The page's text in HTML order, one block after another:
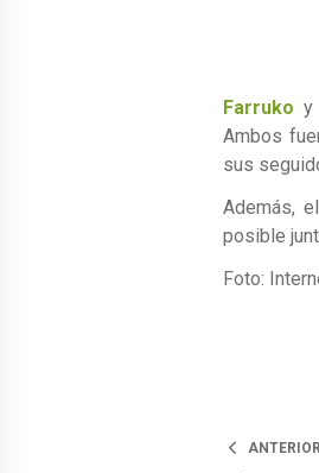
Farruko
Ambos
sus
Además,
posible
Foto:
ANTERIOR